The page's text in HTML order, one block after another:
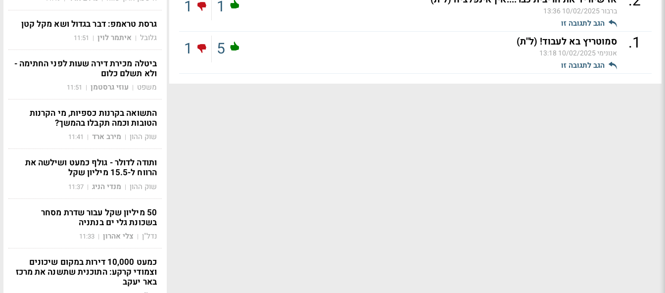
ברבור10/02/2025 13:36
הגב לתגובה זו
1
1
1
. סמוטריץ בא לעבוד! (ל"ת)
אנונימי10/02/2025 13:18
הגב לתגובה זו
5
1
גרסת טראמפ: דבר בגדול ושא מקל קטן
גלובל | איתמר לוין |
11:51
ביטלה מכירת דירה שעות לפני החתימה -
ולא תשלם כלום
משפט | עוזי גרסטמן |
11:51
התשואה בקרנות כספיות, מי הקרנות
הטובות וכמה תקבלו בהמשך?
שוק ההון | מירב ארד |
11:41
ותודה לדולר - גולף כמעט ושילשה את
הרווח ל-15.5 מיליון שקל
שוק ההון | מנדי הניג |
11:37
50 מיליון שקל עבור שדרת מסחר
בשכונת גלי ים בנתניה
נדל"ן | צלי אהרון |
11:33
כמעט 10,000 דירות במקום שיכונים
וצמודי קרקע: התוכנית שתשנה את מרכז
באר יעקב